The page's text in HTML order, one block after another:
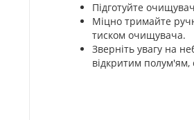
Підготуйте
Міцно тримайте
тиском очищувача.
Зверніть увагу на
відкритим полум'ям,